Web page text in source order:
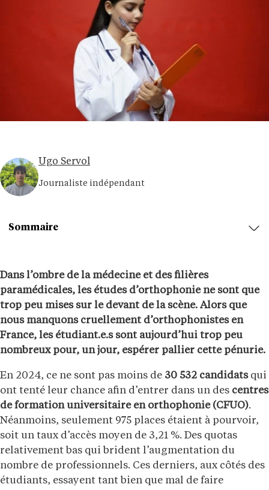
Ugo Servol
Journaliste indépendant
Dans l’ombre de la médecine et des filières
paramédicales, les études d’orthophonie ne sont que
trop peu mises sur le devant de la scène. Alors que
nous manquons cruellement d’orthophonistes en
France, les étudiant.e.s sont aujourd’hui trop peu
nombreux pour, un jour, espérer pallier cette pénurie.
En 2024, ce ne sont pas moins de 30 532 candidatsqui
ont tenté leur chance afin d’entrer dans un des centres
de formation universitaire en orthophonie (CFUO).
Néanmoins, seulement 975 places étaient à pourvoir,
soit un taux d’accès moyen de 3,21 %. Des quotas
relativement bas qui brident l’augmentation du
nombre de professionnels. Ces derniers, aux côtés des
étudiants, essayent tant bien que mal de faire
Sommaire